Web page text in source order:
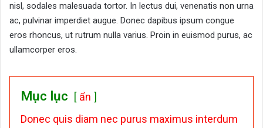
nisl, sodales malesuada tortor. In lectus dui, venenatis non urna
ac, pulvinar imperdiet augue. Donec dapibus ipsum congue
eros rhoncus, ut rutrum nulla varius. Proin in euismod purus, ac
ullamcorper eros.
Mục lục
ẩn
Donec quis diam nec purus maximus interdum